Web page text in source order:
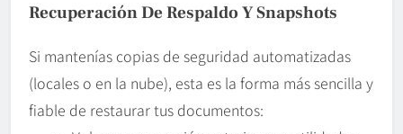
Recuperación De Respaldo Y Snapshots
Si mantenías copias de seguridad automatizadas
(locales o en la nube), esta es la forma más sencilla y
fiable de restaurar tus documentos: